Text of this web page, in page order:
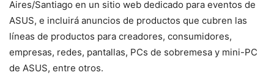
Aires/Santiago en un sitio web dedicado para eventos de
ASUS, e incluirá anuncios de productos que cubren las
líneas de productos para creadores, consumidores,
empresas, redes, pantallas, PCs de sobremesa y mini-PC
de ASUS, entre otros.